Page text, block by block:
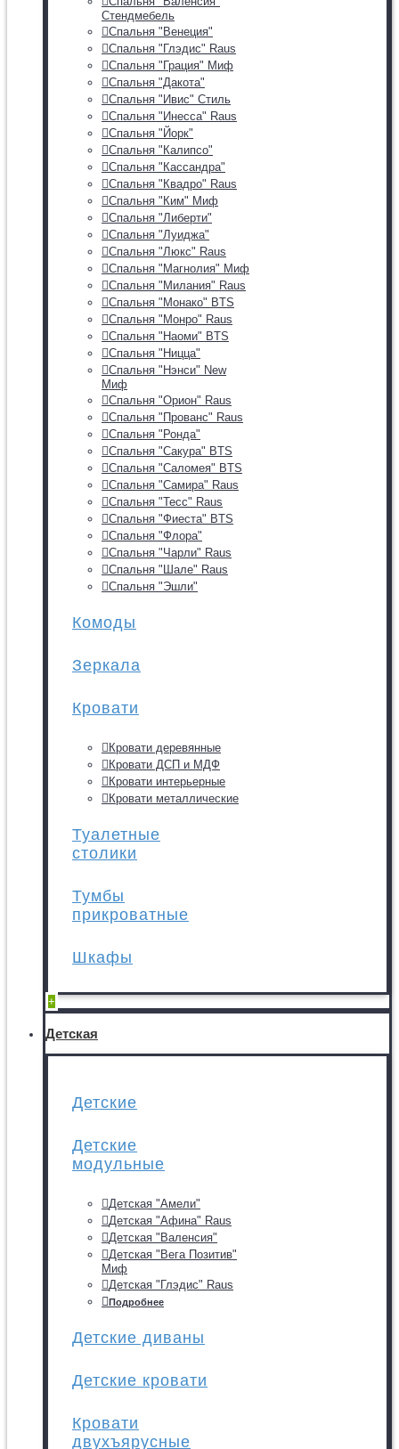
Стендмебель
Спальня "Венеция"
Спальня "Глэдис" Raus
Спальня "Грация" Миф
Спальня "Дакота"
Спальня "Ивис" Стиль
Спальня "Инесса" Raus
Спальня "Йорк"
Спальня "Калипсо"
Спальня "Кассандра"
Спальня "Квадро" Raus
Спальня "Ким" Миф
Спальня "Либерти"
Спальня "Луиджа"
Спальня "Люкс" Raus
Спальня "Магнолия" Миф
Спальня "Милания" Raus
Спальня "Монако" BTS
Спальня "Монро" Raus
Спальня "Наоми" BTS
Спальня "Ницца"
Спальня "Нэнси" New
Миф
Спальня "Орион" Raus
Спальня "Прованс" Raus
Спальня "Ронда"
Спальня "Сакура" BTS
Спальня "Саломея" BTS
Спальня "Самира" Raus
Спальня "Тесс" Raus
Спальня "Фиеста" BTS
Спальня "Флора"
Спальня "Чарли" Raus
Спальня "Шале" Raus
Спальня "Эшли"
Комоды
Зеркала
Кровати
Кровати деревянные
Кровати ДСП и МДФ
Кровати интерьерные
Кровати металлические
Туалетные
столики
Тумбы
прикроватные
Шкафы
+
Детская
Детские
Детские
модульные
Детская "Амели"
Детская "Афина" Raus
Детская "Валенсия"
Детская "Вега Позитив"
Миф
Детская "Глэдис" Raus
Подробнее
Детские диваны
Детские кровати
Кровати
двухъярусные